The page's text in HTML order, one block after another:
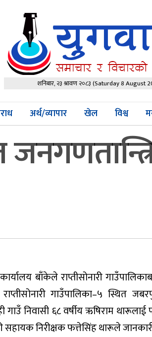
शनिबार, २३ श्रावण २०८३(Saturday 8 August
अर्थ/व्यापार खेल विश्व
बाँकेले राप्तीसोनारी
गाउँपालिका–५ स्थित
निवासी ६८ वर्षीय ऋषिराम थारूलाई
सहायक निरीक्षक फत्तेसिंह थारूले